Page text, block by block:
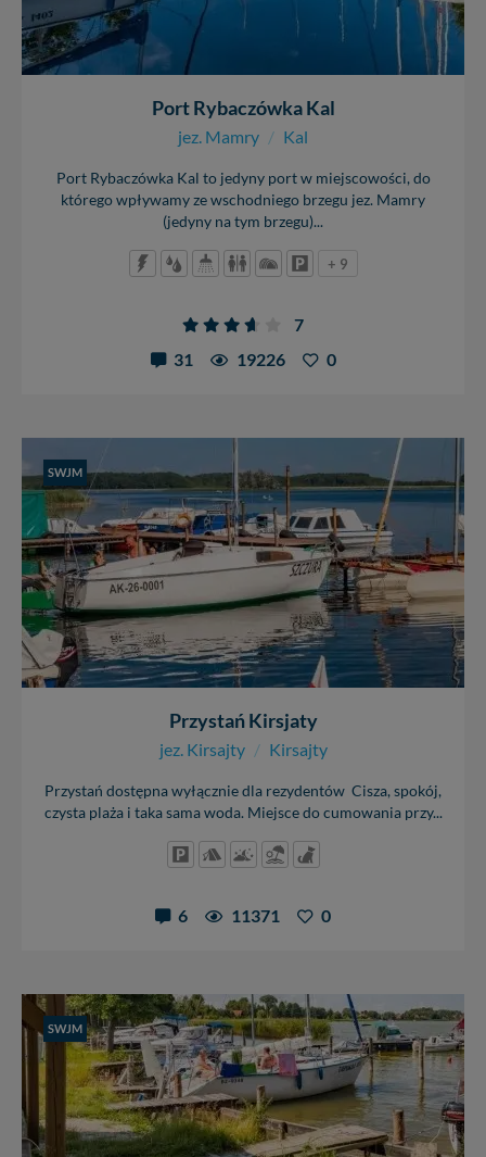
Port Rybaczówka Kal
jez. Mamry / Kal
Port Rybaczówka Kal to jedyny port w miejscowości, do
którego wpływamy ze wschodniego brzegu jez. Mamry
(jedyny na tym brzegu)...
+ 9
7
31
19226 0
SWJM
Przystań Kirsjaty
jez. Kirsajty / Kirsajty
Przystań dostępna wyłącznie dla rezydentów Cisza, spokój,
czysta plaża i taka sama woda. Miejsce do cumowania przy...
6 11371 0
SWJM